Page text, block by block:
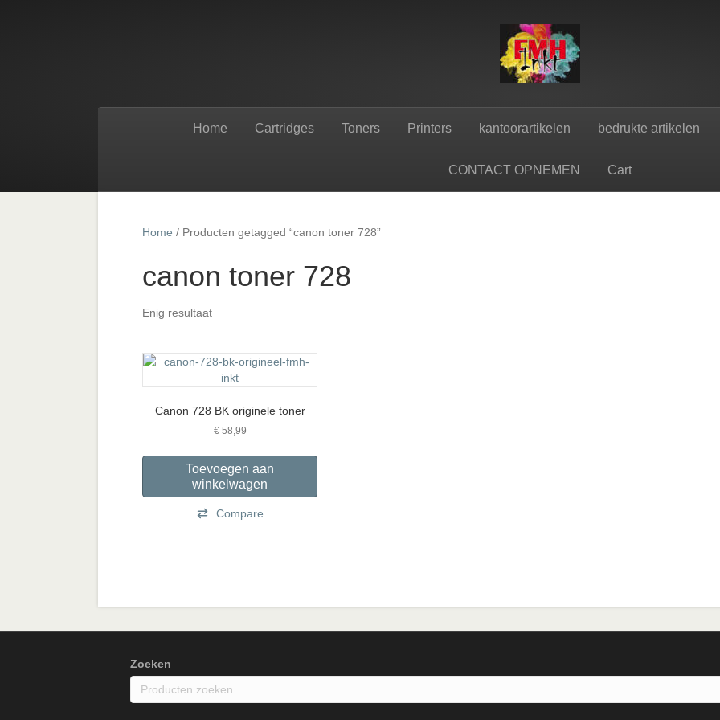
Home Cartridges Toners Printers kantoorartikelen bedrukte artikelen
CONTACT OPNEMEN Cart
Home / Producten getagged “canon toner 728”
canon toner 728
Enig resultaat
Canon 728 BK originele toner
€58,99
Toevoegen aan
winkelwagen
Compare
Zoeken